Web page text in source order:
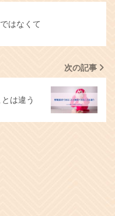
はなくて
次の記事
は違う